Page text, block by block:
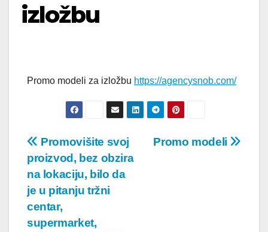
izložbu
Promo modeli za izložbu https://agencysnob.com/
Post
navigation
Promo modeli
Promovišite svoj
proizvod, bez obzira
na lokaciju, bilo da
je u pitanju tržni
centar,
supermarket,